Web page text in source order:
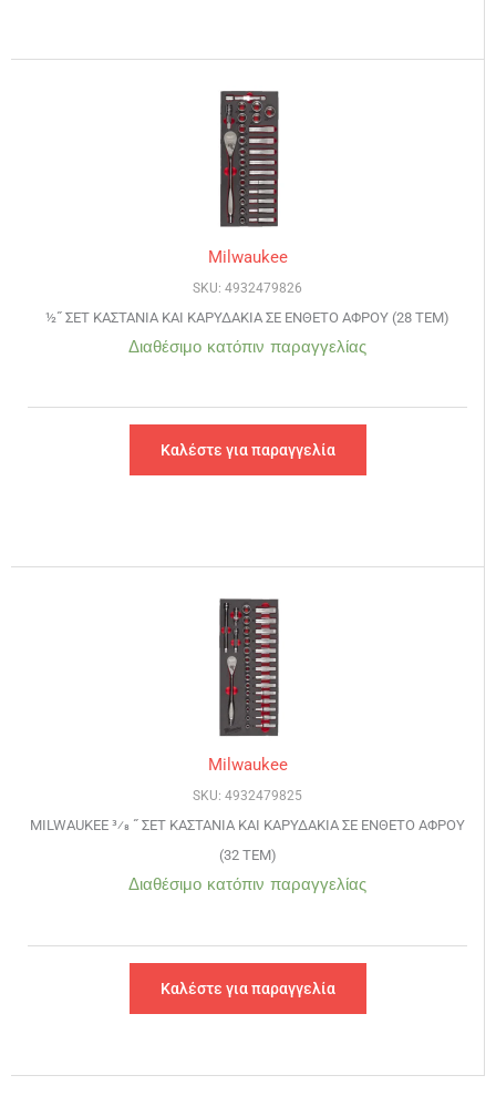
Milwaukee
SKU: 4932479826
½˝ ΣΕΤ ΚΑΣΤΑΝΙΑ ΚΑΙ ΚΑΡΥΔΑΚΙΑ ΣΕ ΕΝΘΕΤΟ ΑΦΡΟΥ (28 ΤΕΜ)
Διαθέσιμο κατόπιν παραγγελίας
Καλέστε για παραγγελία
Milwaukee
SKU: 4932479825
MILWAUKEE 3⁄8 ˝ ΣΕΤ ΚΑΣΤΑΝΙΑ ΚΑΙ ΚΑΡΥΔΑΚΙΑ ΣΕ ΕΝΘΕΤΟ ΑΦΡΟΥ
(32 ΤΕΜ)
Διαθέσιμο κατόπιν παραγγελίας
Καλέστε για παραγγελία